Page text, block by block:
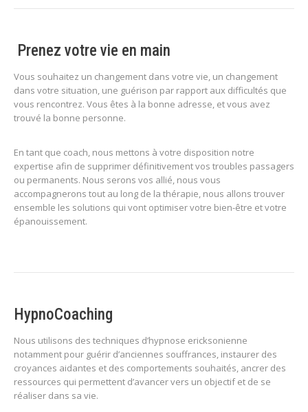
Prenez votre vie en main
Vous souhaitez un changement dans votre vie, un changement
dans votre situation, une guérison par rapport aux difficultés que
vous rencontrez. Vous êtes à la bonne adresse, et vous avez
trouvé la bonne personne.
En tant que coach, nous mettons à votre disposition notre
expertise afin de supprimer définitivement vos troubles passagers
ou permanents. Nous serons vos allié, nous vous
accompagnerons tout au long de la thérapie, nous allons trouver
ensemble les solutions qui vont optimiser votre bien-être et votre
épanouissement.
HypnoCoaching
Nous utilisons des techniques d’hypnose ericksonienne
notamment pour guérir d’anciennes souffrances, instaurer des
croyances aidantes et des comportements souhaités, ancrer des
ressources qui permettent d’avancer vers un objectif et de se
réaliser dans sa vie.